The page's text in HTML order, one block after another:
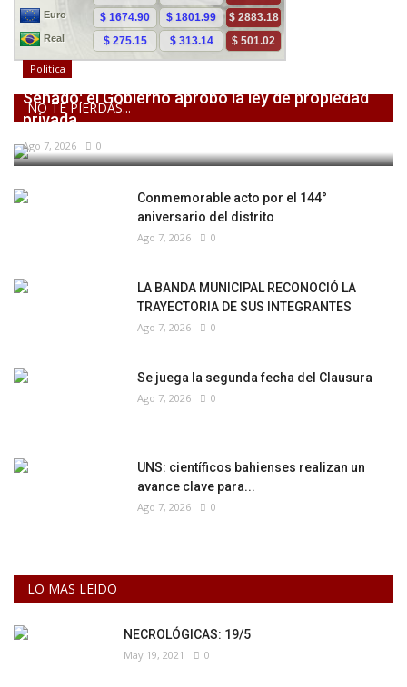
NO TE PIERDAS...
Politica
Senado: el Gobierno aprobó la ley de propiedad
privada,...
Ago 7, 2026 0
Conmemorable acto por el 144°
aniversario del distrito
Ago 7, 2026 0
LA BANDA MUNICIPAL RECONOCIÓ LA
TRAYECTORIA DE SUS INTEGRANTES
Ago 7, 2026 0
Se juega la segunda fecha del Clausura
Ago 7, 2026 0
UNS: científicos bahienses realizan un
avance clave para...
Ago 7, 2026 0
LO MAS LEIDO
NECROLÓGICAS: 19/5
May 19, 2021 0